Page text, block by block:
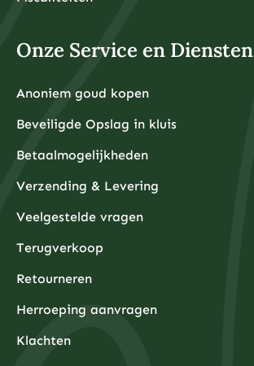
Onze Service en Diensten
Anoniem goud kopen
Beveiligde Opslag in kluis
Betaalmogelijkheden
Verzending & Levering
Veelgestelde vragen
Terugverkoop
Retourneren
Herroeping aanvragen
Klachten